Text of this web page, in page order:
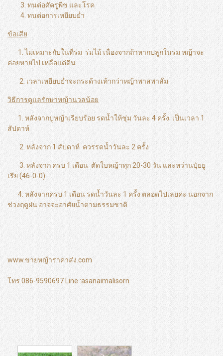
ทนต่อศัครูพืช และโรค
ทนต่อการเหยียบย่ำ
ข้อเสีย
1. ไม่เหมาะกับในที่ร่ม ร่มไม้ เนื่องจากถ้าหากปลูกในร่ม หญ้าจะ
ค่อยหายไป เหลือแต่ดิน
2. เวลาเหยียบย่ำจะกระด้างเท้ากว่าหญ้าพาสพาลั่ม
วิธีการดูแลรักษาหญ้านวลน้อย
1. หลังจากปูหญ้าเรียบร้อย รดน้ำให้ชุ่ม วันละ 4 ครั้ง เป็นเวลา 1
สัปดาห์
2. หลังจาก 1 สัปดาห์ ควรรดน้ำวันละ 2 ครั้ง
3. หลังจาก ครบ 1 เดือน ตัดใบหญ้าทุก 20-30 วัน และหว่านปุ๋ยยู
เรีย (46-0-0)
4. หลังจากครบ 1 เดือน รดน้ำวันละ 1 ครั้ง ตลอดไปเลยค่ะ นอกจาก
ช่วงฤดูฝน อาจจะอาศัยน้ำตามธรรมชาติ
www.ขายหญ้าราคาส่ง.com
โทร.086-9590697 Line :asanaimalisorn